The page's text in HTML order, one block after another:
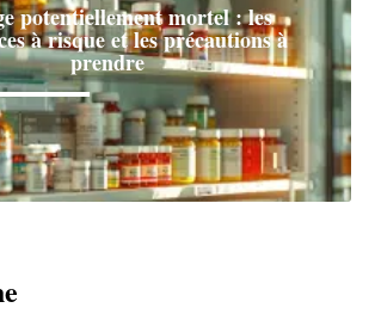
potentiellement mortel : les
à risque et les précautions à
prendre